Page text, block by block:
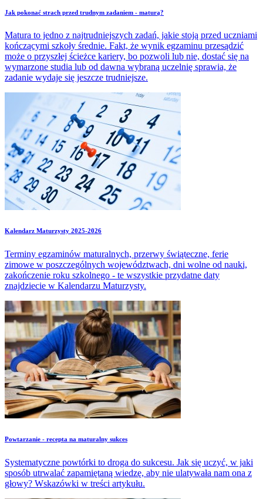
Jak pokonać strach przed trudnym zadaniem - maturą?
Matura to jedno z najtrudniejszych zadań, jakie stoją przed uczniami
kończącymi szkoły średnie. Fakt, że wynik egzaminu przesądzić
może o przyszłej ścieżce kariery, bo pozwoli lub nie, dostać się na
wymarzone studia lub od dawna wybraną uczelnię sprawia, że
zadanie wydaje się jeszcze trudniejsze.
Kalendarz Maturzysty 2025-2026
Terminy egzaminów maturalnych, przerwy świąteczne, ferie
zimowe w poszczególnych województwach, dni wolne od nauki,
zakończenie roku szkolnego - te wszystkie przydatne daty
znajdziecie w Kalendarzu Maturzysty.
Powtarzanie - recepta na maturalny sukces
Systematyczne powtórki to droga do sukcesu. Jak się uczyć, w jaki
sposób utrwalać zapamiętaną wiedzę, aby nie ulatywała nam ona z
głowy? Wskazówki w treści artykułu.